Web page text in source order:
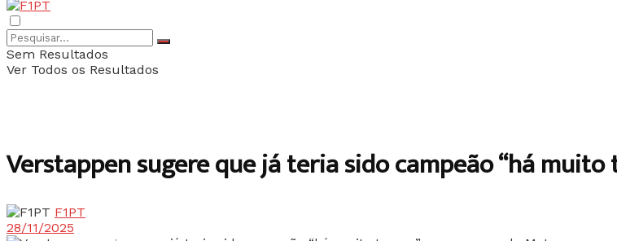
Sem Resultados
Ver Todos os Resultados
Verstappen sugere que já teria sido campeão “há
F1PT
28/11/2025